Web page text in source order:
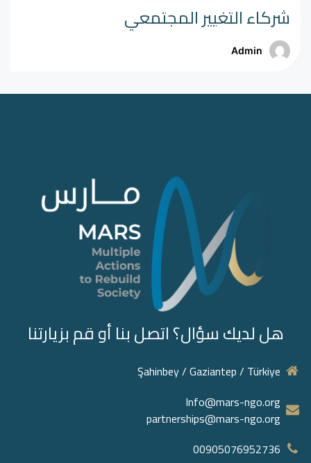
شركاء التغيير المجتمعي
Admin
هل لديك سؤال؟ اتصل بنا أو قم بزيارتنا
Şahinbey / Gaziantep / Türkiye
Info@mars-ngo.org
partnerships@mars-ngo.org
00905076952736‬